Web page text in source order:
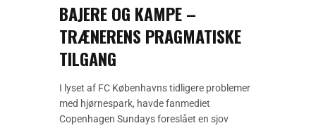
BAJERE OG KAMPE –
TRÆNERENS PRAGMATISKE
TILGANG
I lyset af FC Københavns tidligere problemer
med hjørnespark, havde fanmediet
Copenhagen Sundays foreslået en sjov